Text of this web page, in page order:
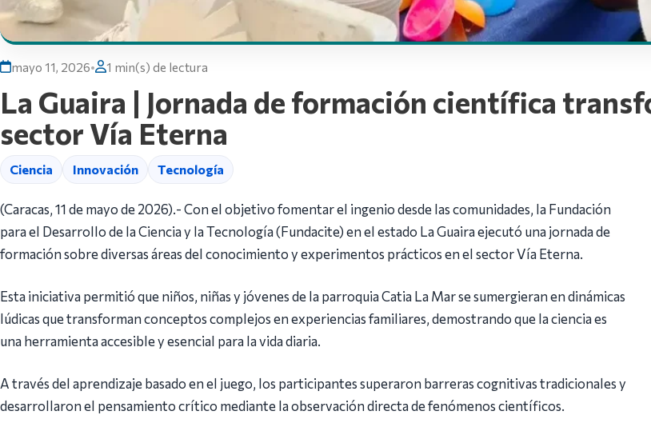
mayo 11, 2026• 1 min(s) de lectura
La Guaira | Jornada de formación científica
sector Vía Eterna
Ciencia Innovación Tecnología
(Caracas, 11 de mayo de 2026).- Con el objetivo fomentar el ingenio desde las comunidades, la Fundación
para el Desarrollo de la Ciencia y la Tecnología (Fundacite) en el estado La Guaira ejecutó una jornada de
formación sobre diversas áreas del conocimiento y experimentos prácticos en el sector Vía Eterna.
Esta iniciativa permitió que niños, niñas y jóvenes de la parroquia Catia La Mar se sumergieran en dinámicas
lúdicas que transforman conceptos complejos en experiencias familiares, demostrando que la ciencia es
una herramienta accesible y esencial para la vida diaria.
A través del aprendizaje basado en el juego, los participantes superaron barreras cognitivas tradicionales y
desarrollaron el pensamiento crítico mediante la observación directa de fenómenos científicos.